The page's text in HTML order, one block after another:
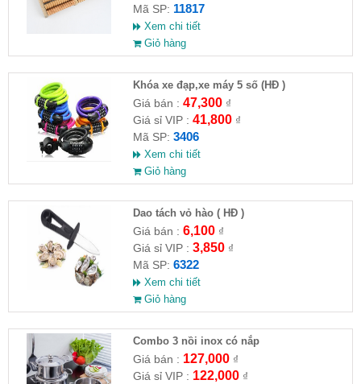
Mã SP: 11817
Xem chi tiết
Giỏ hàng
Khóa xe đạp,xe máy 5 số (HĐ )
Giá bán : 47,300₫
Giá sỉ VIP : 41,800₫
Mã SP: 3406
Xem chi tiết
Giỏ hàng
Dao tách vỏ hào ( HĐ )
Giá bán : 6,100₫
Giá sỉ VIP : 3,850₫
Mã SP: 6322
Xem chi tiết
Giỏ hàng
Combo 3 nồi inox có nắp
Giá bán : 127,000₫
Giá sỉ VIP : 122,000₫